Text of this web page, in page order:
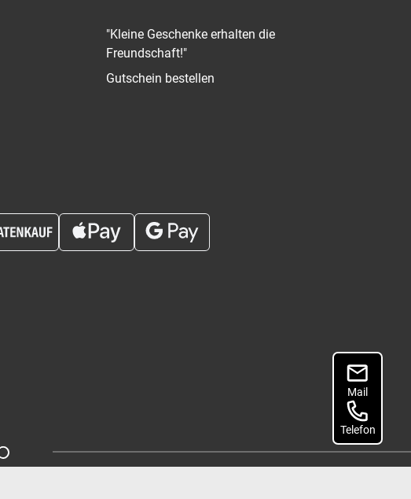
"Kleine Geschenke erhalten die
Freundschaft!"
Gutschein bestellen
Mail
Telefon